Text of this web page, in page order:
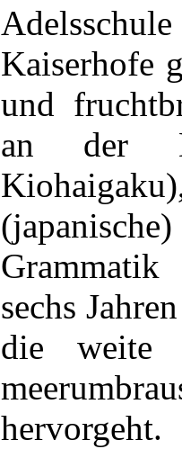
Kaiserhofe
und
an der
sechs
die weite
hervorgeht.